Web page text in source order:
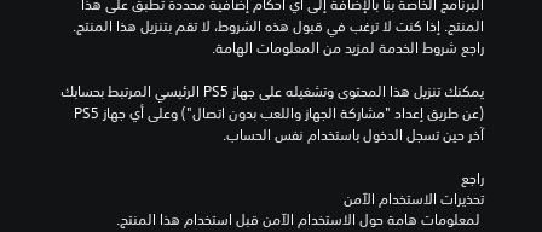
راجع شروط الخدمة لمزيد من المعلومات الهامة.
آخر حين تسجل الدخول باستخدام نفس الحساب.
راجع
تحذيرات الاستخدام الآمن